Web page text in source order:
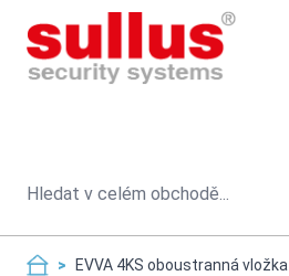
Skip to Content
Search
> EVVA 4KS oboustranná vložka